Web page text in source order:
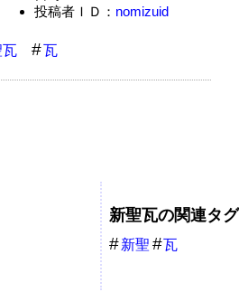
投稿者ＩＤ： nomizuid
瓦 瓦
新聖瓦の関連タグ
新聖
瓦